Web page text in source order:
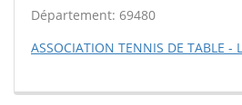
Département: 69480
ASSOCIATION TENNIS DE TABLE -